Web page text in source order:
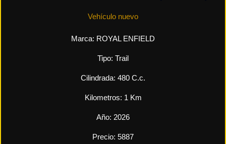
Vehículo nuevo
Marca: ROYAL ENFIELD
Tipo: Trail
Cilindrada: 480 C.c.
Kilometros: 1 Km
Año: 2026
Precio: 5887